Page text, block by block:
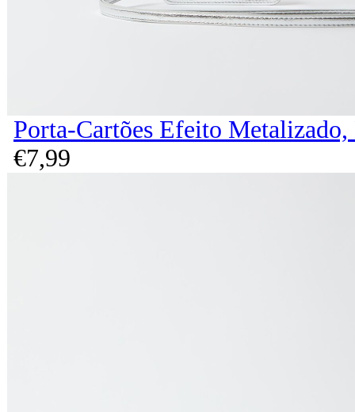
Porta-Cartões Efeito
€7,99